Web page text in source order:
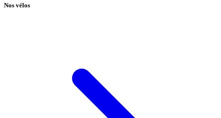
Nos vélos